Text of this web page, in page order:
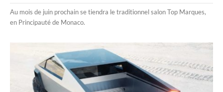
Au mois de juin prochain se tiendra le traditionnel salon Top Marques,
en Principauté de Monaco.